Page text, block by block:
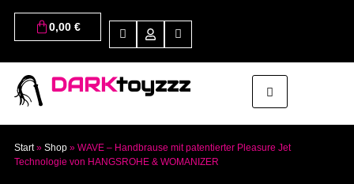
0,00 €
DARKtoyzzz
Start» Shop» WAVE – Handbrause mit patentierter Pleasure Jet
Technologie von HANGSROHE & WOMANIZER